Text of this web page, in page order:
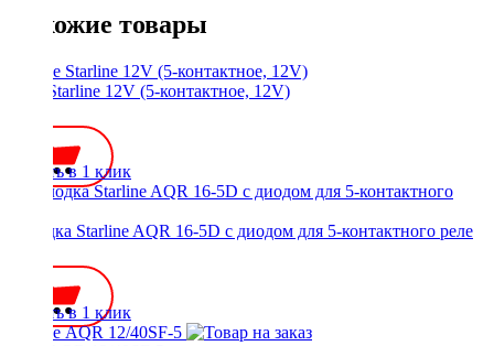
Похожие товары
Реле Starline 12V (5-контактное, 12V)
Купить в 1 клик
Колодка Starline AQR 16-5D с диодом для 5-контактного реле
Купить в 1 клик